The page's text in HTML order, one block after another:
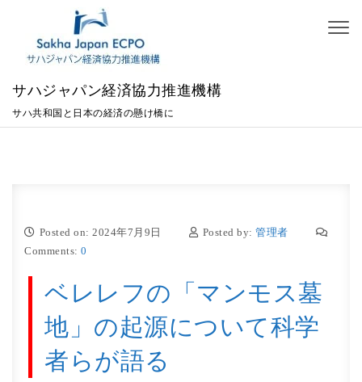
Skip to content
サハジャパン経済協力推進機構
サハ共和国と日本の経済の懸け橋に
Posted on: 2024年7月9日 Posted by: 管理者
Comments: 0
ベレレフの「マンモス墓
地」の起源について科学
者らが語る